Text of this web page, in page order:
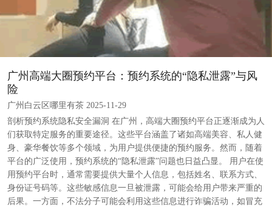
广州高端大圈预约平台：预约系统的“隐私泄露”与风
险
广州白云区哪里有茶 2025-11-29
剖析预约系统隐私安全漏洞 在广州，高端大圈预约平台正逐渐成为人
们获取特定服务的重要途径。这些平台涵盖了诸如高端美容、私人健
身、豪华餐饮等多个领域，为用户提供便捷的预约服务。然而，随着
平台的广泛使用，预约系统的“隐私泄露”问题也日益凸显。 用户在使
用预约平台时，通常需要提供大量个人信息，包括姓名、联系方式、
身份证号码等。这些敏感信息一旦被泄露，可能会给用户带来严重的
后果。一方面，不法分子可能会利用这些信息进行诈骗活动，如冒充